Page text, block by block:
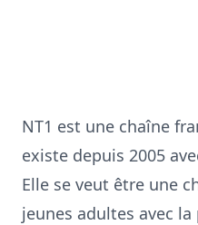
NT1 est une chaîne
existe depuis 2005
Elle se veut être une
jeunes adultes avec la